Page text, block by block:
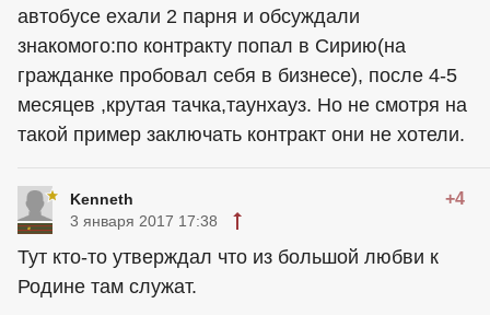
автобусе ехали 2 парня и обсуждали
знакомого:по контракту попал в Сирию(на
гражданке пробовал себя в бизнесе), после 4-5
месяцев ,крутая тачка,таунхауз. Но не смотря на
такой пример заключать контракт они не хотели.
Kenneth +4
3 января 2017 17:38
Тут кто-то утверждал что из большой любви к
Родине там служат.